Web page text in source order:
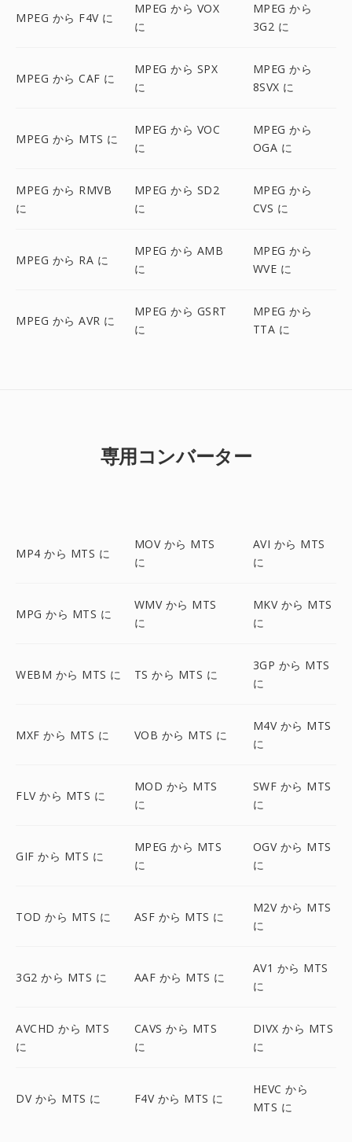
MPEG から F4V に
MPEG から VOX
に
MPEG から
3G2 に
MPEG から CAF に
MPEG から SPX
に
MPEG から
8SVX に
MPEG から MTS に
MPEG から VOC
に
MPEG から
OGA に
MPEG から RMVB
に
MPEG から SD2
に
MPEG から
CVS に
MPEG から RA に
MPEG から AMB
に
MPEG から
WVE に
MPEG から AVR に
MPEG から GSRT
に
MPEG から
TTA に
専用コンバーター
MP4 から MTS に
MOV から MTS
に
AVI から MTS
に
MPG から MTS に
WMV から MTS
に
MKV から MTS
に
WEBM から MTS に TS から MTS に
3GP から MTS
に
MXF から MTS に VOB から MTS に
M4V から MTS
に
FLV から MTS に
MOD から MTS
に
SWF から MTS
に
GIF から MTS に
MPEG から MTS
に
OGV から MTS
に
TOD から MTS に ASF から MTS に
M2V から MTS
に
3G2 から MTS に AAF から MTS に
AV1 から MTS
に
AVCHD から MTS
に
CAVS から MTS
に
DIVX から MTS
に
DV から MTS に F4V から MTS に
HEVC から
MTS に